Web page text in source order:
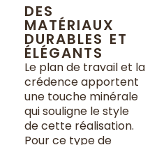
DES
MATÉRIAUX
DURABLES ET
ÉLÉGANTS
Le plan de travail et la
crédence apportent
une touche minérale
qui souligne le style
de cette réalisation.
Pour ce type de